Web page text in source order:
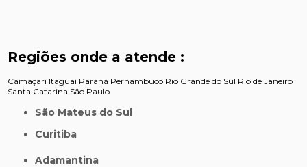
Regiões onde a atende :
Camaçari Itaguaí Paraná Pernambuco Rio Grande do Sul Rio de Janeiro
Santa Catarina São Paulo
São Mateus do Sul
Curitiba
Adamantina